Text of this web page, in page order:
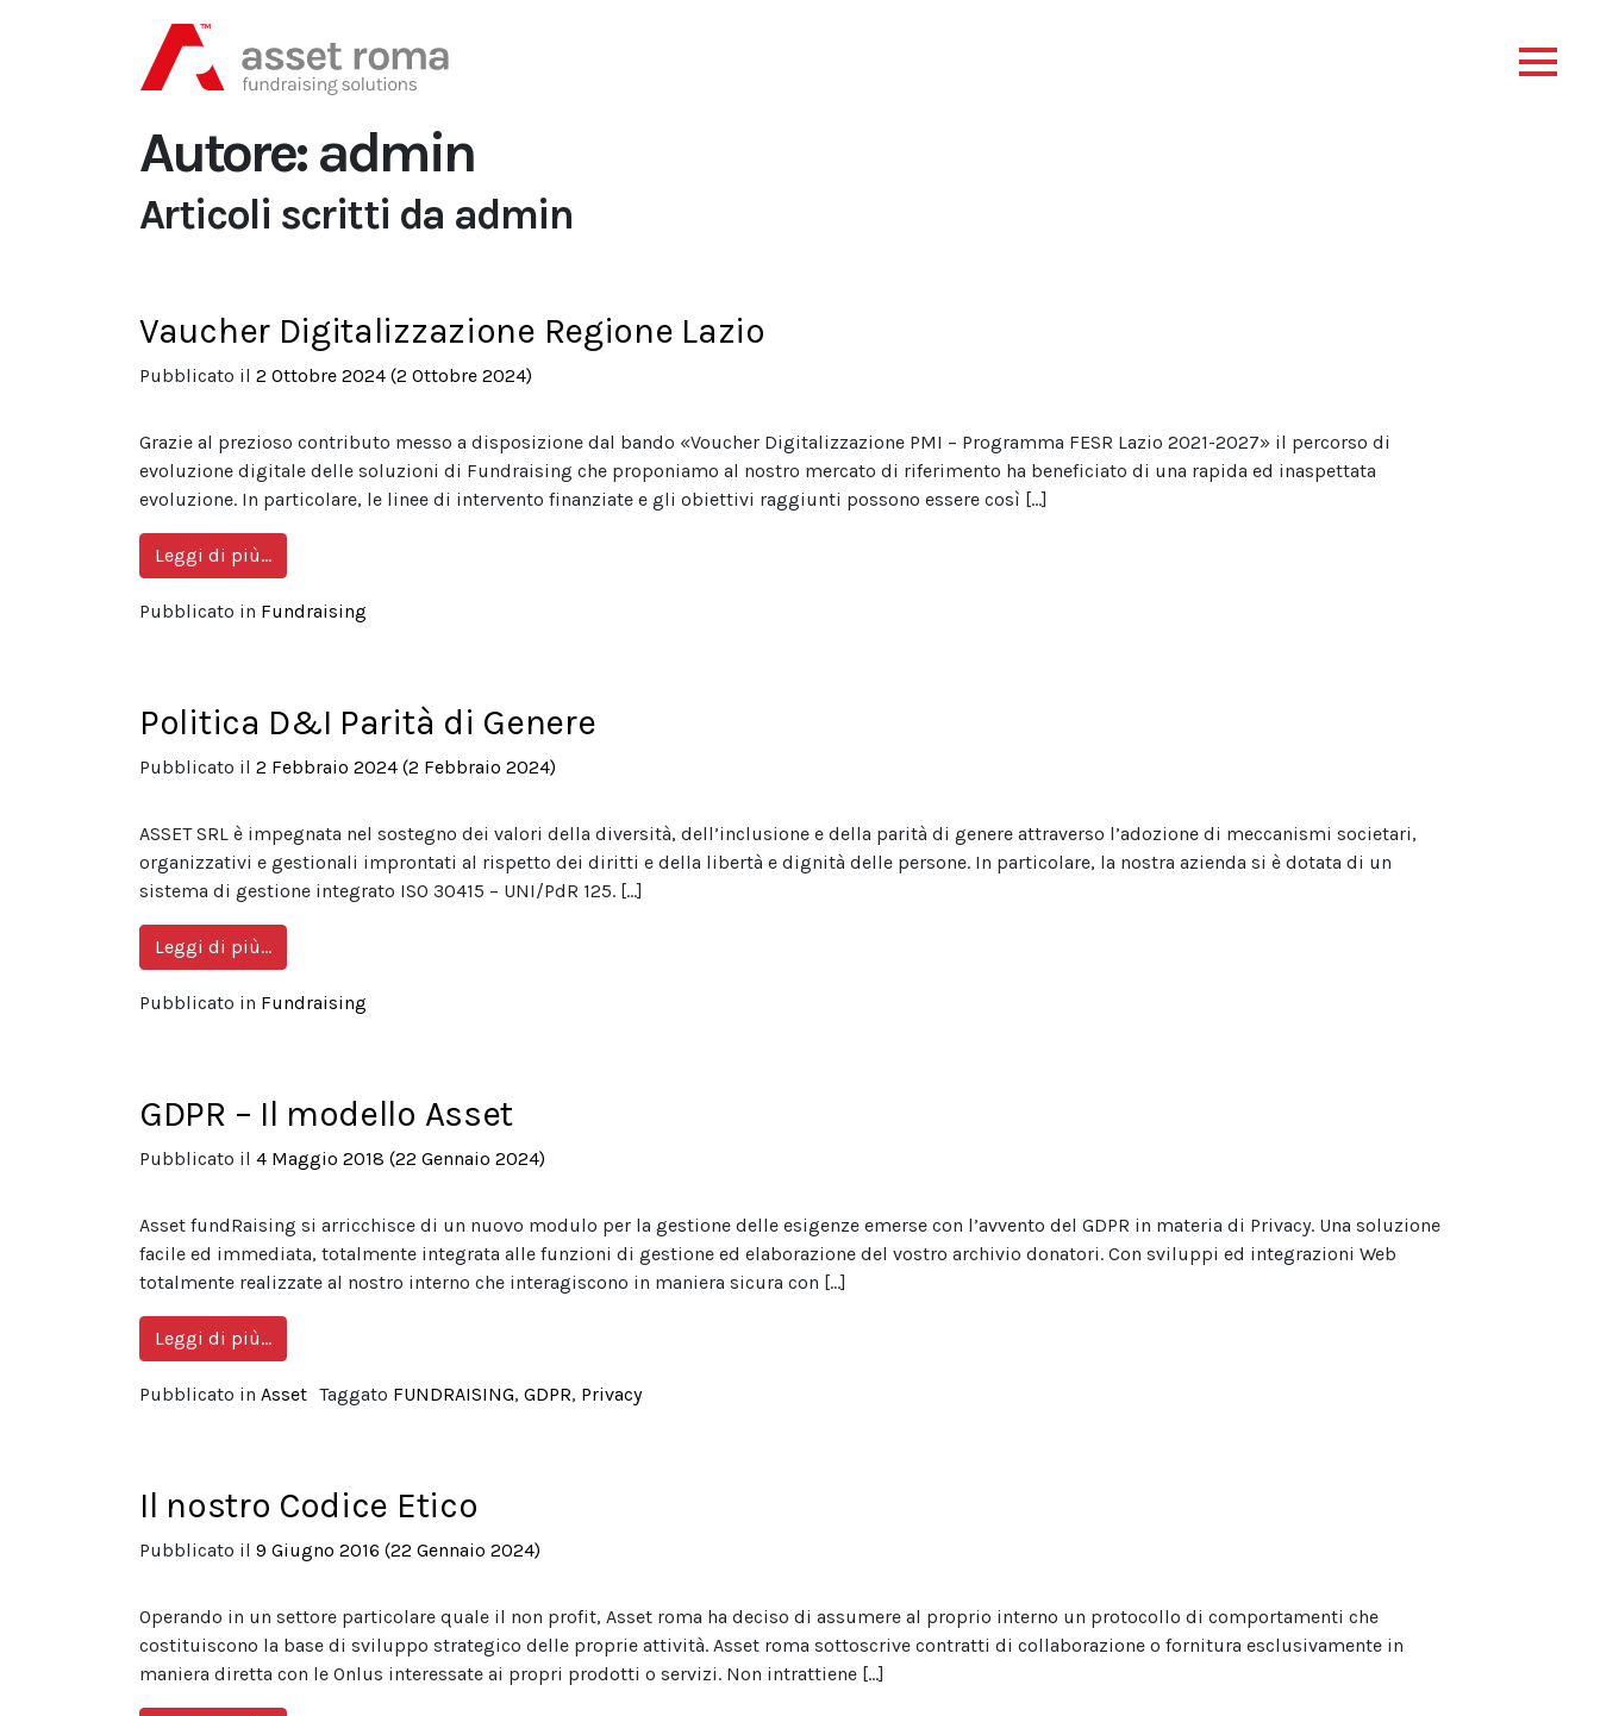
Autore:admin
Articoli scritti da admin
Vaucher Digitalizzazione Regione Lazio
Pubblicato il 2 Ottobre 2024 (2 Ottobre 2024)
Grazie al prezioso contributo messo a disposizione dal bando «Voucher Digitalizzazione PMI – Programma FESR Lazio 2021-2027» il percorso di
evoluzione digitale delle soluzioni di Fundraising che proponiamo al nostro mercato di riferimento ha beneficiato di una rapida ed inaspettata
evoluzione. In particolare, le linee di intervento finanziate e gli obiettivi raggiunti possono essere così […]
Leggi di più…from Vaucher Digitalizzazione Regione Lazio
Pubblicato in Fundraising
Politica D&I Parità di Genere
Pubblicato il 2 Febbraio 2024 (2 Febbraio 2024)
ASSET SRL è impegnata nel sostegno dei valori della diversità, dell’inclusione e della parità di genere attraverso l’adozione di meccanismi societari,
organizzativi e gestionali improntati al rispetto dei diritti e della libertà e dignità delle persone. In particolare, la nostra azienda si è dotata di un
sistema di gestione integrato ISO 30415 – UNI/PdR 125. […]
Leggi di più…from Politica D&I Parità di Genere
Pubblicato in Fundraising
GDPR – Il modello Asset
Pubblicato il 4 Maggio 2018 (22 Gennaio 2024)
Asset fundRaising si arricchisce di un nuovo modulo per la gestione delle esigenze emerse con l’avvento del GDPR in materia di Privacy. Una soluzione
facile ed immediata, totalmente integrata alle funzioni di gestione ed elaborazione del vostro archivio donatori. Con sviluppi ed integrazioni Web
totalmente realizzate al nostro interno che interagiscono in maniera sicura con […]
Leggi di più…from GDPR – Il modello Asset
Pubblicato in Asset Taggato FUNDRAISING, GDPR, Privacy
Il nostro Codice Etico
Pubblicato il 9 Giugno 2016 (22 Gennaio 2024)
Operando in un settore particolare quale il non profit, Asset roma ha deciso di assumere al proprio interno un protocollo di comportamenti che
costituiscono la base di sviluppo strategico delle proprie attività. Asset roma sottoscrive contratti di collaborazione o fornitura esclusivamente in
maniera diretta con le Onlus interessate ai propri prodotti o servizi. Non intrattiene […]